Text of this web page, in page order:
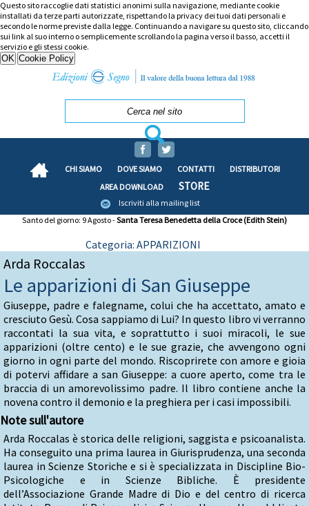
Questo sito raccoglie dati statistici anonimi sulla navigazione, mediante cookie
installati da terze parti autorizzate, rispettando la privacy dei tuoi dati personali e
secondo le norme previste dalla legge. Continuando a navigare su questo sito, cliccando
sui link al suo interno o semplicemente scrollando la pagina verso il basso, accetti il
servizio e gli stessi cookie.
CHI SIAMO DOVE SIAMO CONTATTI
DISTRIBUTORI
AREA DOWNLOAD
STORE
Iscriviti alla mailing list
Santo del giorno: 9 Agosto -Santa Teresa Benedetta della Croce (Edith Stein)
Categoria: APPARIZIONI
Arda Roccalas
Le apparizioni di San Giuseppe
Giuseppe, padre e falegname, colui che ha accettato, amato e
cresciuto Gesù. Cosa sappiamo di Lui? In questo libro vi verranno
raccontati la sua vita, e soprattutto i suoi miracoli, le sue
apparizioni (oltre cento) e le sue grazie, che avvengono ogni
giorno in ogni parte del mondo. Riscoprirete con amore e gioia
di potervi affidare a san Giuseppe: a cuore aperto, come tra le
braccia di un amorevolissimo padre. Il libro contiene anche la
novena contro il demonio e la preghiera per i casi impossibili.
Note sull'autore
Arda Roccalas è storica delle religioni, saggista e psicoanalista.
Ha conseguito una prima laurea in Giurisprudenza, una seconda
laurea in Scienze Storiche e si è specializzata in Discipline Bio-
Psicologiche e in Scienze Bibliche. È presidente
dell’Associazione Grande Madre di Dio e del centro di ricerca